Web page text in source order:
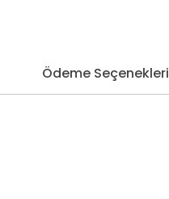
Ödeme Seçenekleri